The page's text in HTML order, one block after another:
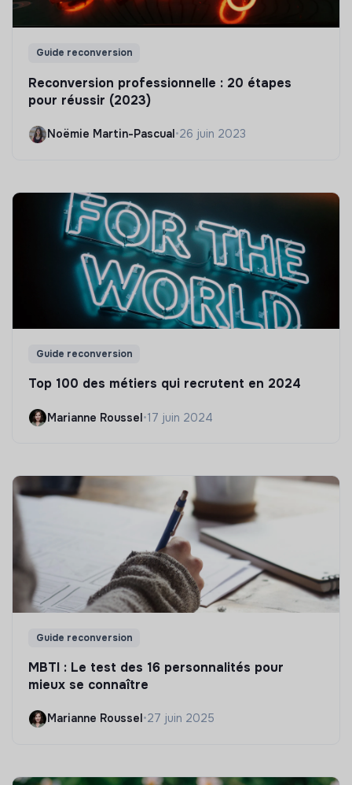
Guide reconversion
Reconversion professionnelle : 20 étapes
pour réussir (2023)
Noëmie Martin-Pascual•26 juin 2023
Guide reconversion
Top 100 des métiers qui recrutent en 2024
Marianne Roussel•17 juin 2024
Guide reconversion
MBTI : Le test des 16 personnalités pour
mieux se connaître
Marianne Roussel •27 juin 2025